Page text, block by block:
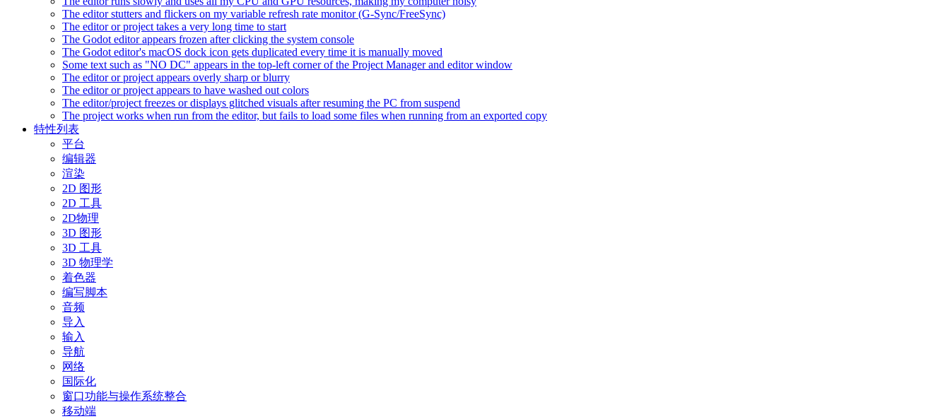
The editor stutters and flickers on my variable refresh rate monitor (G-Sync/FreeSync)
The editor or project takes a very long time to start
The Godot editor appears frozen after clicking the system console
The Godot editor's macOS dock icon gets duplicated every time it is manually moved
Some text such as "NO DC" appears in the top-left corner of the Project Manager and editor window
The editor or project appears overly sharp or blurry
The editor or project appears to have washed out colors
The editor/project freezes or displays glitched visuals after resuming the PC from suspend
The project works when run from the editor, but fails to load some files when running from an exported copy
特性列表
平台
编辑器
渲染
2D 图形
2D 工具
2D物理
3D 图形
3D 工具
3D 物理学
着色器
编写脚本
音频
导入
输入
导航
网络
国际化
窗口功能与操作系统整合
移动端